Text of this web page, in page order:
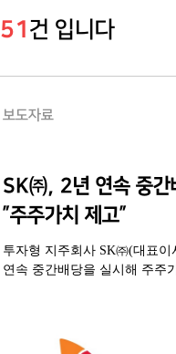
51 건 입니다
보도자료
SK㈜, 2년 연속 중간
”주주가치 제고”
투자형 지주회사 SK㈜(대표이
연속 중간배당을 실시해 주주
지급액은 563억원 규모로, 권